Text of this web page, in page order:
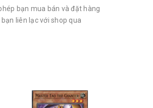
bạn mua bán và đặt hàng
liên lạc với shop qua